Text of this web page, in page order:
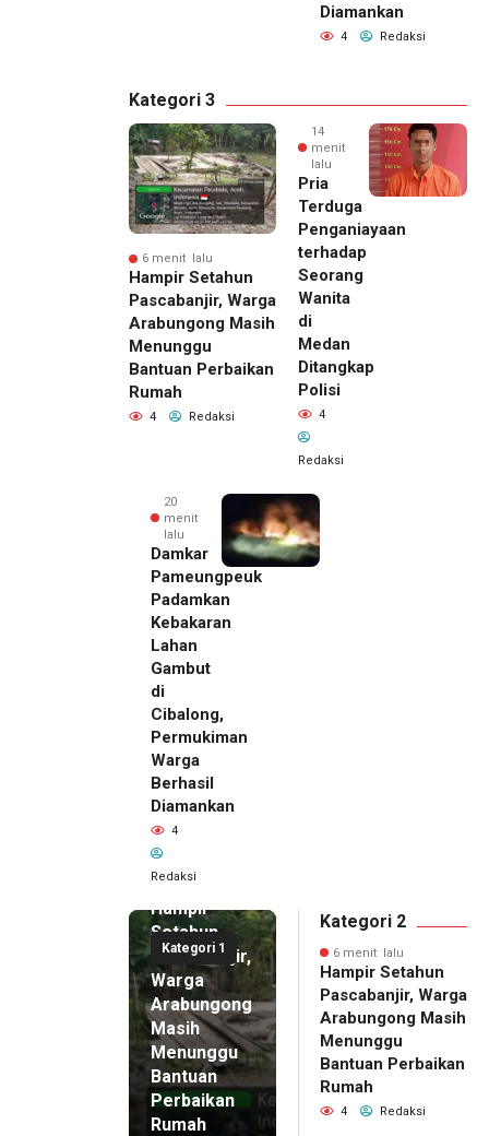
Diamankan
4 Redaksi
Kategori 3
6 menit lalu
Hampir Setahun
Pascabanjir, Warga
Arabungong Masih
Menunggu
Bantuan Perbaikan
Rumah
4 Redaksi
14
menit
lalu
Pria
Terduga
Penganiayaan
terhadap
Seorang
Wanita
di
Medan
Ditangkap
Polisi
4
Redaksi
20
menit
lalu
Damkar
Pameungpeuk
Padamkan
Kebakaran
Lahan
Gambut
di
Cibalong,
Permukiman
Warga
Berhasil
Diamankan
4
Redaksi
Kategori 1
6 menit
Hampir
Setahun
Pascabanjir,
Warga
Arabungong
Masih
Menunggu
Bantuan
Perbaikan
Rumah
Kategori 2
6 menit lalu
Hampir Setahun
Pascabanjir, Warga
Arabungong Masih
Menunggu
Bantuan Perbaikan
Rumah
4 Redaksi